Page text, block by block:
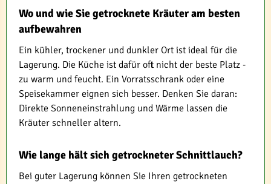
Wo und wie Sie getrocknete Kräuter am besten
aufbewahren
Ein kühler, trockener und dunkler Ort ist ideal für die
Lagerung. Die Küche ist dafür oft nicht der beste Platz -
zu warm und feucht. Ein Vorratsschrank oder eine
Speisekammer eignen sich besser. Denken Sie daran:
Direkte Sonneneinstrahlung und Wärme lassen die
Kräuter schneller altern.
Wie lange hält sich getrockneter Schnittlauch?
Bei guter Lagerung können Sie Ihren getrockneten